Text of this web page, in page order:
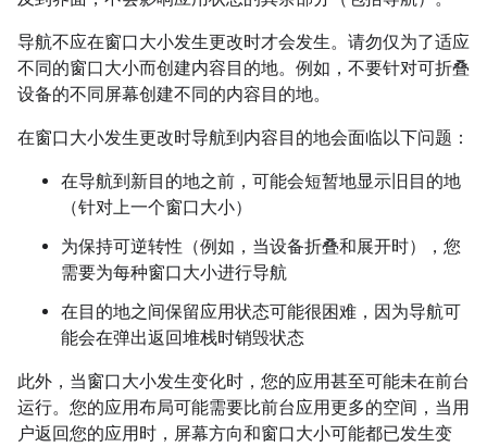
导航不应在窗口大小发生更改时才会发生。请勿仅为了适应
不同的窗口大小而创建内容目的地。例如，不要针对可折叠
设备的不同屏幕创建不同的内容目的地。
在窗口大小发生更改时导航到内容目的地会面临以下问题：
在导航到新目的地之前，可能会短暂地显示旧目的地
（针对上一个窗口大小）
为保持可逆转性（例如，当设备折叠和展开时），您
需要为每种窗口大小进行导航
在目的地之间保留应用状态可能很困难，因为导航可
能会在弹出返回堆栈时销毁状态
此外，当窗口大小发生变化时，您的应用甚至可能未在前台
运行。您的应用布局可能需要比前台应用更多的空间，当用
户返回您的应用时，屏幕方向和窗口大小可能都已发生变